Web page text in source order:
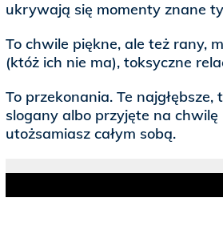
ukrywają się momenty znane
To chwile piękne, ale też rany,
(któż ich nie ma), toksyczne
To przekonania. Te
slogany albo przyjęte na
utożsamiasz całym sobą.